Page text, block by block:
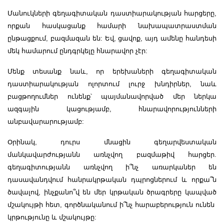
Մանուկների գեղագիտական դաստիարակության հարցերը,
որքան հասկացանք համարի նախապատրաստման
ընթացքում, բազմազան են: Եվ, ցավոք, այդ ամենը հանդեսի
մեկ համարում ընդգրկելը հնարավոր չէր:
Մենք տեսանք նաև, որ երեխաների գեղագիտական
դաստիարակության ոլորտում լուրջ խնդիրներ, նաև
բացթողումներ ունենք՝ պայմանավորված մեր ներկա
ազգային կացությամբ, հնարավորությունների
անբավարարությամբ:
Օրինակ, դուրս մնացին գեղարվեստական
մանկավարժությանն առնչվող բազմաթիվ հարցեր.
գեղագիտությանն առնչվող ի՞նչ առարկաներ են
դասավանդվում հանրակրթական դպրոցներում և որքա՞ն
ծավալով, ինչքանո՞վ են մեր կրթական ծրագրերը կապված
մշակույթի հետ, գործնականում ի՞նչ հարաբերություն ունեն
կրթությունը և մշակույթը: